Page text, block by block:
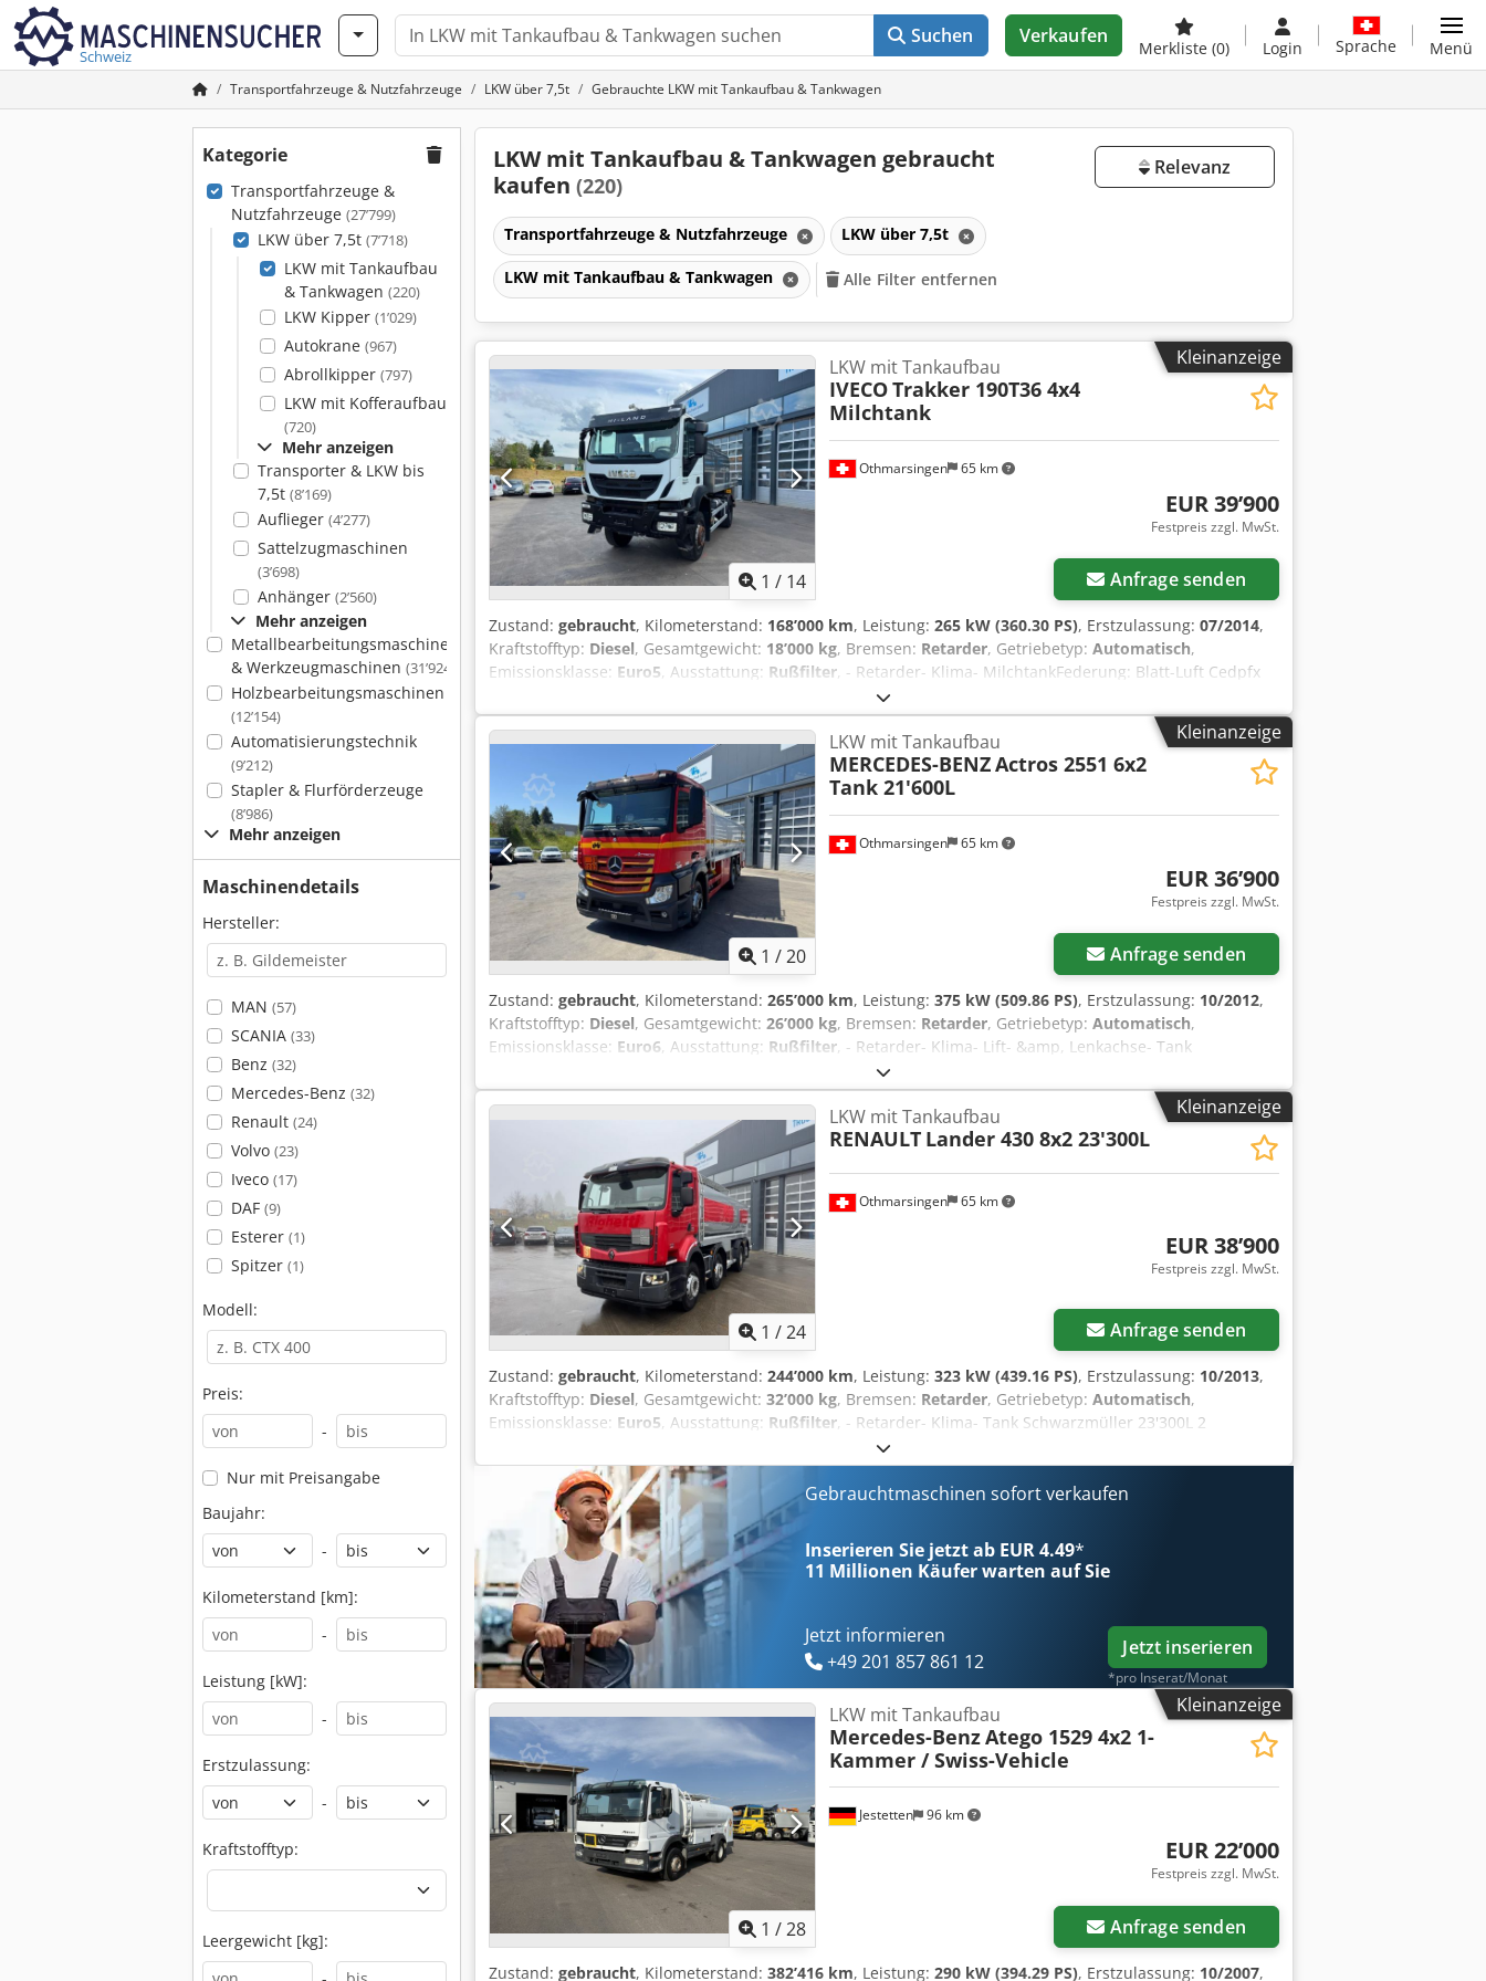
Schweiz
Suchen Verkaufen
Merkliste (0) Login Sprache Menü
Transportfahrzeuge & Nutzfahrzeuge LKW über 7,5t Gebrauchte LKW mit Tankaufbau & Tankwagen
Kategorie
Transportfahrzeuge &
Nutzfahrzeuge (27’799)
LKW über 7,5t (7’718)
LKW mit Tankaufbau
& Tankwagen (220)
LKW Kipper (1’029)
Autokrane (967)
Abrollkipper (797)
LKW mit Kofferaufbau
(720)
Mehr anzeigen
Transporter & LKW bis
7,5t (8’169)
Auflieger (4’277)
Sattelzugmaschinen
(3’698)
Anhänger (2’560)
Mehr anzeigen
Metallbearbeitungsmaschinen
& Werkzeugmaschinen (31’924)
Holzbearbeitungsmaschinen
(12’154)
Automatisierungstechnik
(9’212)
Stapler & Flurförderzeuge
(8’986)
Mehr anzeigen
Maschinendetails
Hersteller:
MAN (57)
SCANIA (33)
Benz (32)
Mercedes-Benz (32)
Renault (24)
Volvo (23)
Iveco (17)
DAF (9)
Esterer (1)
Spitzer (1)
Modell:
Preis:
-
Nur mit Preisangabe
Baujahr:
-
Kilometerstand [km]:
-
Leistung [kW]:
-
Erstzulassung:
-
Kraftstofftyp:
Leergewicht [kg]:
LKW mit Tankaufbau & Tankwagen gebraucht
kaufen (220)
Relevanz
Transportfahrzeuge & Nutzfahrzeuge LKW über 7,5t
LKW mit Tankaufbau & Tankwagen Alle Filter entfernen
Kleinanzeige
1 / 14
Othmarsingen 65 km
LKW mit Tankaufbau
IVECOTrakker 190T36 4x4
Milchtank
EUR 39’900
Festpreis zzgl. MwSt.
Anfrage senden
Zustand: gebraucht, Kilometerstand: 168’000 km, Leistung: 265 kW (360.30 PS), Erstzulassung: 07/2014,
Kraftstofftyp: Diesel, Gesamtgewicht: 18’000 kg, Bremsen: Retarder, Getriebetyp: Automatisch,
Emissionsklasse: Euro5, Ausstattung: Rußfilter, - Retarder- Klima- MilchtankFederung: Blatt-Luft Cedpfx
Kleinanzeige
1 /20
Othmarsingen 65 km
LKW mit Tankaufbau
MERCEDES-BENZActros 2551 6x2
Tank 21'600L
EUR 36’900
Festpreis zzgl. MwSt.
Anfrage senden
Zustand: gebraucht, Kilometerstand: 265’000 km, Leistung: 375 kW (509.86 PS), Erstzulassung: 10/2012,
Kraftstofftyp: Diesel, Gesamtgewicht: 26’000 kg, Bremsen: Retarder, Getriebetyp: Automatisch,
Emissionsklasse: Euro6, Ausstattung: Rußfilter, - Retarder- Klima- Lift- &amp, Lenkachse- Tank
Schwingenschlögel 2 Kammern- 21'200 LFederung: Luftfederung Cjdpfx Acey U Th De Hsha
Kleinanzeige
1 /24
Othmarsingen 65 km
LKW mit Tankaufbau
RENAULT Lander 430 8x2 23'300L
EUR 38’900
Festpreis zzgl. MwSt.
Anfrage senden
Zustand: gebraucht, Kilometerstand: 244’000 km, Leistung: 323 kW (439.16 PS), Erstzulassung: 10/2013,
Kraftstofftyp: Diesel, Gesamtgewicht: 32’000 kg, Bremsen: Retarder, Getriebetyp: Automatisch,
Emissionsklasse: Euro5, Ausstattung: Rußfilter, - Retarder- Klima- Tank Schwarzmüller 23'300L 2
Kammern- AnhängerkupplungFederung: Blatt-Luft Chedpfsyakfiox Ac Hsa
Gebrauchtmaschinen sofort verkaufen
Inserieren Sie jetzt ab EUR 4.49*
11 Millionen Käufer warten auf Sie
Jetzt informieren
+49 201 857 861 12
Jetzt inserieren
*pro Inserat/Monat
Kleinanzeige
1 /28
Jestetten 96 km
LKW mit Tankaufbau
Mercedes-BenzAtego 1529 4x2 1-
Kammer / Swiss-Vehicle
EUR 22’000
Festpreis zzgl. MwSt.
Anfrage senden
Zustand: gebraucht, Kilometerstand: 382’416 km, Leistung: 290 kW (394.29 PS), Erstzulassung: 10/2007,